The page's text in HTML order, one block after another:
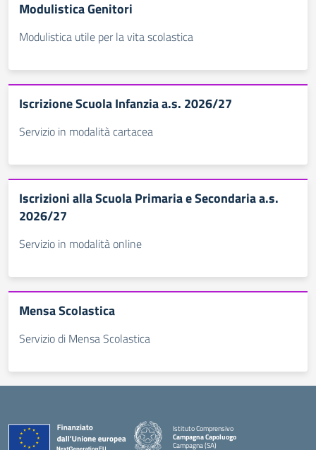
Modulistica Genitori
Modulistica utile per la vita scolastica
Iscrizione Scuola Infanzia a.s. 2026/27
Servizio in modalità cartacea
Iscrizioni alla Scuola Primaria e Secondaria a.s.
2026/27
Servizio in modalità online
Mensa Scolastica
Servizio di Mensa Scolastica
Istituto Comprensivo
Campagna Capoluogo
Campagna (SA)